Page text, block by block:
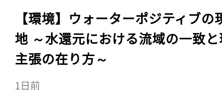
【環境】ウォーターポジティブの
地 ～水還元における流域の一致
主張の在り方～
1日前